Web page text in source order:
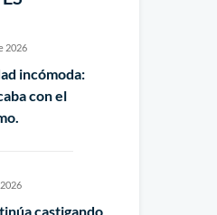
2026
incómoda:
con el
castigando